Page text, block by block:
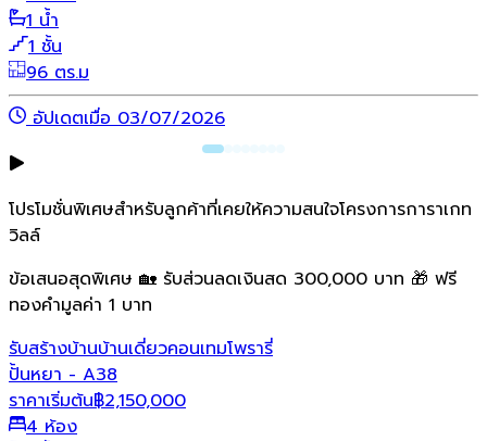
1 น้ำ
1 ชั้น
96 ตร.ม
อัปเดตเมื่อ 03/07/2026
โปรโมชั่นพิเศษสำหรับลูกค้าที่เคยให้ความสนใจโครงการการาเกท
วิลล์
ข้อเสนอสุดพิเศษ 🏡 รับส่วนลดเงินสด 300,000 บาท 🎁 ฟรี
ทองคำมูลค่า 1 บาท
รับสร้างบ้านบ้านเดี่ยวคอนเทมโพรารี่
ปั้นหยา - A38
ราคาเริ่มต้น฿2,150,000
4 ห้อง